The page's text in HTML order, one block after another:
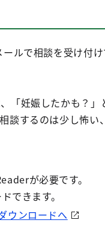
ルで相談を受け付け
「妊娠したかも？」
談するのは少し怖い
が必要です。
できます。
ウンロードへ